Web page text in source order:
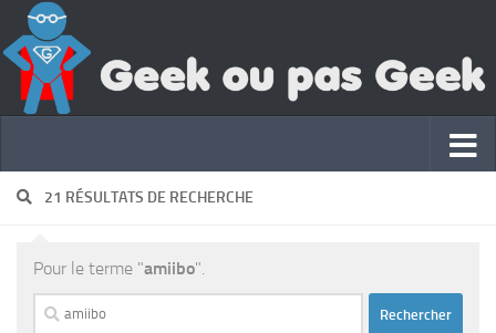
21 RÉSULTATS DE RECHERCHE
Pour le terme "amiibo".
Rechercher :